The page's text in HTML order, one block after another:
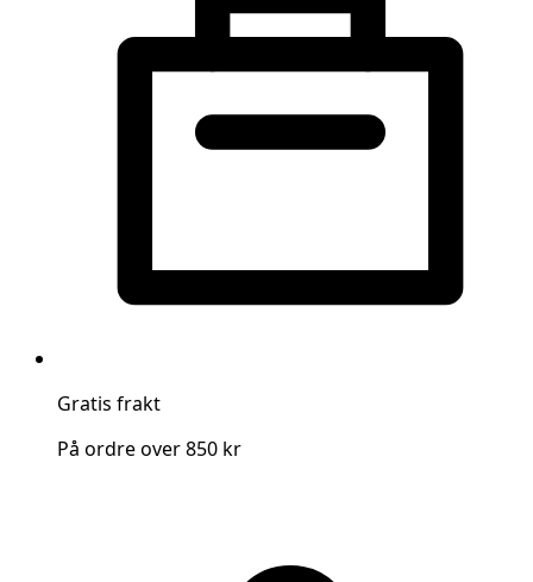
Gratis frakt
På ordre over 850 kr